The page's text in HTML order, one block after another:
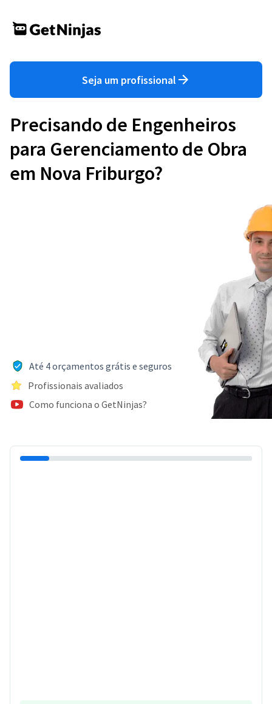
Seja um profissional
Precisando de Engenheiros
para Gerenciamento de Obra
em Nova Friburgo?
Até 4 orçamentos grátis e seguros
Profissionais avaliados
Como funciona o GetNinjas?